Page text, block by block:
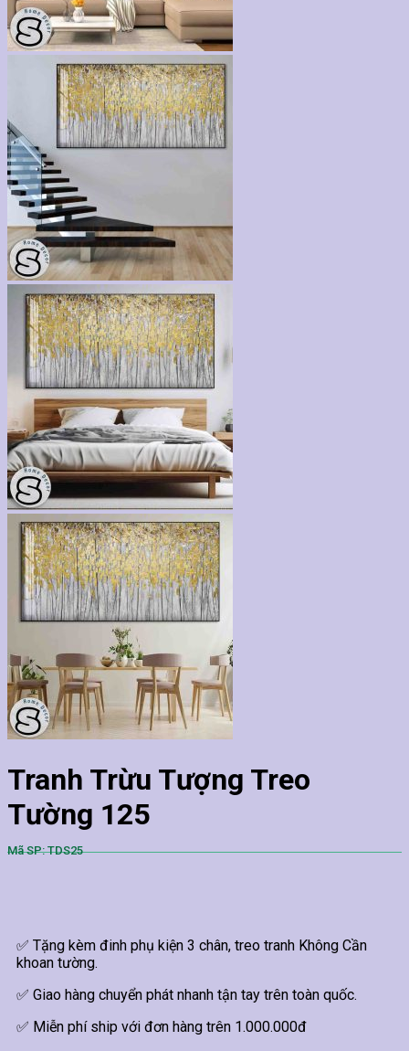
Tranh Trừu Tượng Treo
Tường 125
Mã SP: TDS25
✅ Tặng kèm đinh phụ kiện 3 chân, treo tranh Không Cần
khoan tường.
✅ Giao hàng chuyển phát nhanh tận tay trên toàn quốc.
✅ Miễn phí ship với đơn hàng trên 1.000.000đ